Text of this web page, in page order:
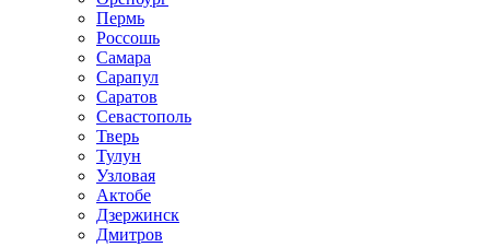
Пермь
Россошь
Самара
Сарапул
Саратов
Севастополь
Тверь
Тулун
Узловая
Актобе
Дзержинск
Дмитров